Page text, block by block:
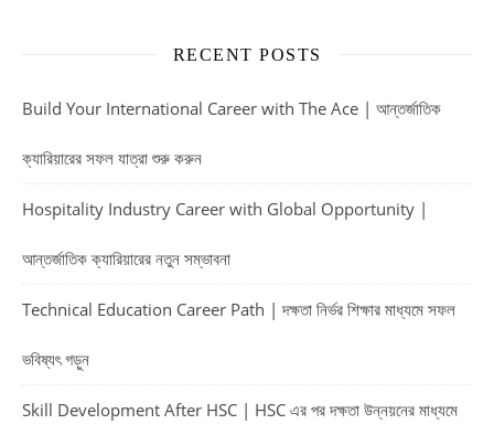
RECENT POSTS
Build Your International Career with The Ace | আন্তর্জাতিক
ক্যারিয়ারের সফল যাত্রা শুরু করুন
Hospitality Industry Career with Global Opportunity |
আন্তর্জাতিক ক্যারিয়ারের নতুন সম্ভাবনা
Technical Education Career Path | দক্ষতা নির্ভর শিক্ষার মাধ্যমে সফল
ভবিষ্যৎ গড়ুন
Skill Development After HSC | HSC এর পর দক্ষতা উন্নয়নের মাধ্যমে